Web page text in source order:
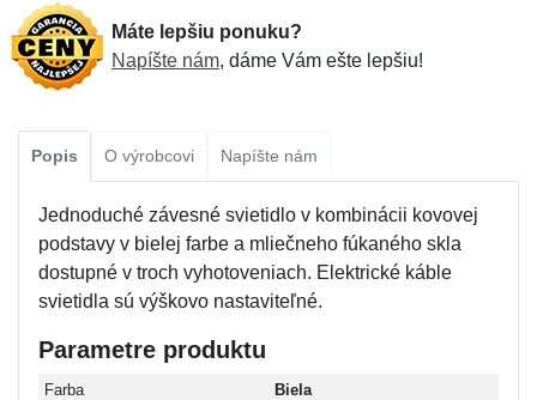
Máte lepšiu ponuku?
Napíšte nám, dáme Vám ešte lepšiu!
Popis O výrobcovi Napíšte nám
Jednoduché závesné svietidlo v kombinácii kovovej
podstavy v bielej farbe a mliečneho fúkaného skla
dostupné v troch vyhotoveniach. Elektrické káble
svietidla sú výškovo nastaviteľné.
Parametre produktu
Farba
Biela